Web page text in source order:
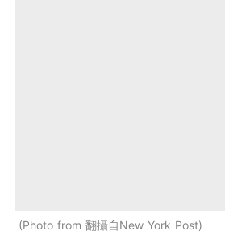
Photo from 翻攝自New York Post